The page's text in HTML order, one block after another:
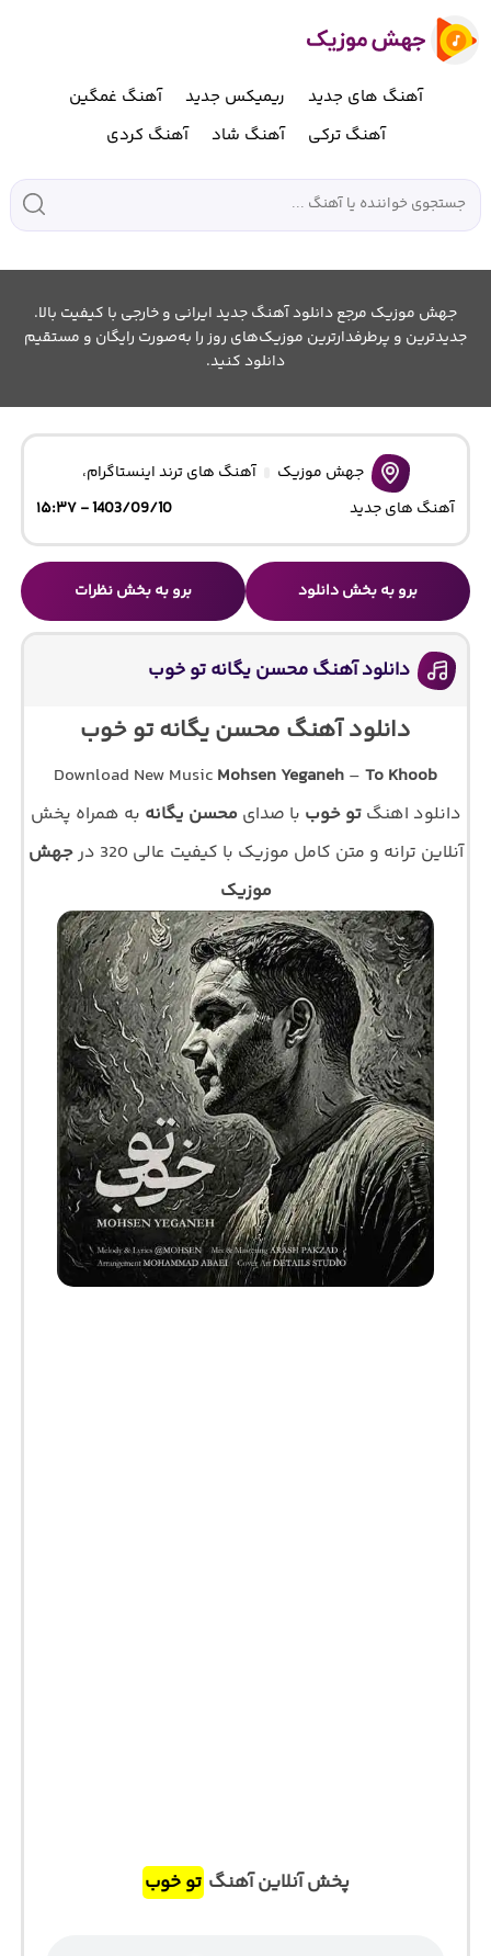
آهنگ های جدید ریمیکس جدید
آهنگ غمگین
آهنگ ترکی
آهنگ شاد آهنگ کردی
جهش موزیک مرجع دانلود آهنگ جدید ایرانی و خارجی با کیفیت بالا.
جدیدترین و پرطرفدارترین موزیک‌های روز را به‌صورت رایگان و مستقیم
دانلود کنید.
جهش موزیک آهنگ های ترند اینستاگرام،
آهنگ های جدید
1403/09/10 - ۱۵:۳۷
برو به بخش دانلود برو به بخش نظرات
دانلود آهنگ محسن یگانه تو خوب
دانلود آهنگ محسن یگانه تو خوب
Download New Music Mohsen Yeganeh – To Khoob
دانلود اهنگتو خوب با صدایمحسن یگانه به همراه پخش
آنلاین ترانه و متن کامل موزیک با کیفیت عالی 320 در
جهش
موزیک
پخش آنلاین آهنگ تو خوب